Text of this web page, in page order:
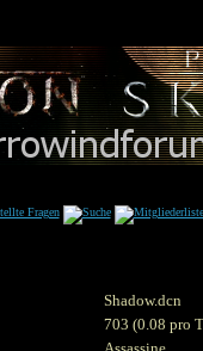
Shadow.dcn
703 (0.08 pro